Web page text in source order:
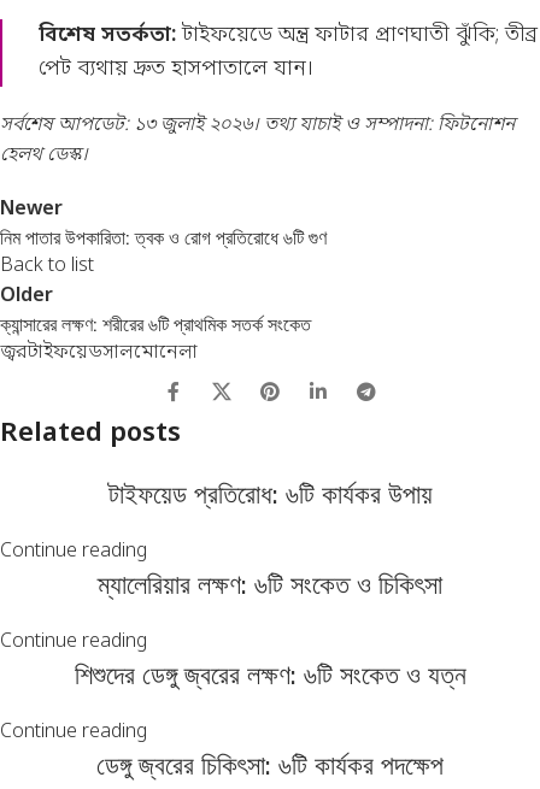
বিশেষ সতর্কতা:টাইফয়েডে অন্ত্র ফাটার প্রাণঘাতী ঝুঁকি; তীব্র
পেট ব্যথায় দ্রুত হাসপাতালে যান।
সর্বশেষ আপডেট: ১৩ জুলাই ২০২৬। তথ্য যাচাই ও সম্পাদনা: ফিটনোশন
হেলথ ডেস্ক।
Newer
নিম পাতার উপকারিতা: ত্বক ও রোগ প্রতিরোধে ৬টি গুণ
Back to list
Older
ক্যান্সারের লক্ষণ: শরীরের ৬টি প্রাথমিক সতর্ক সংকেত
জ্বরটাইফয়েডসালমোনেলা
Related posts
টাইফয়েড প্রতিরোধ: ৬টি কার্যকর উপায়
Continue reading
ম্যালেরিয়ার লক্ষণ: ৬টি সংকেত ও চিকিৎসা
Continue reading
শিশুদের ডেঙ্গু জ্বরের লক্ষণ: ৬টি সংকেত ও যত্ন
Continue reading
ডেঙ্গু জ্বরের চিকিৎসা: ৬টি কার্যকর পদক্ষেপ